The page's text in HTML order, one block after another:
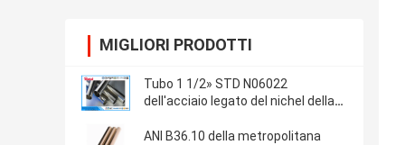
MIGLIORI PRODOTTI
Tubo 1 1/2» STD N06022
dell'acciaio legato del nichel della
ANI B36.10 della metropolitana